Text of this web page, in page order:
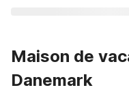
Maison de
Danemark